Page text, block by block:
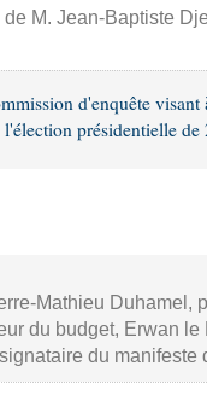
M. Jean-Baptiste
d'enquête
présidentielle de
Mathieu Duhamel,
du budget, Erwan
du manifeste